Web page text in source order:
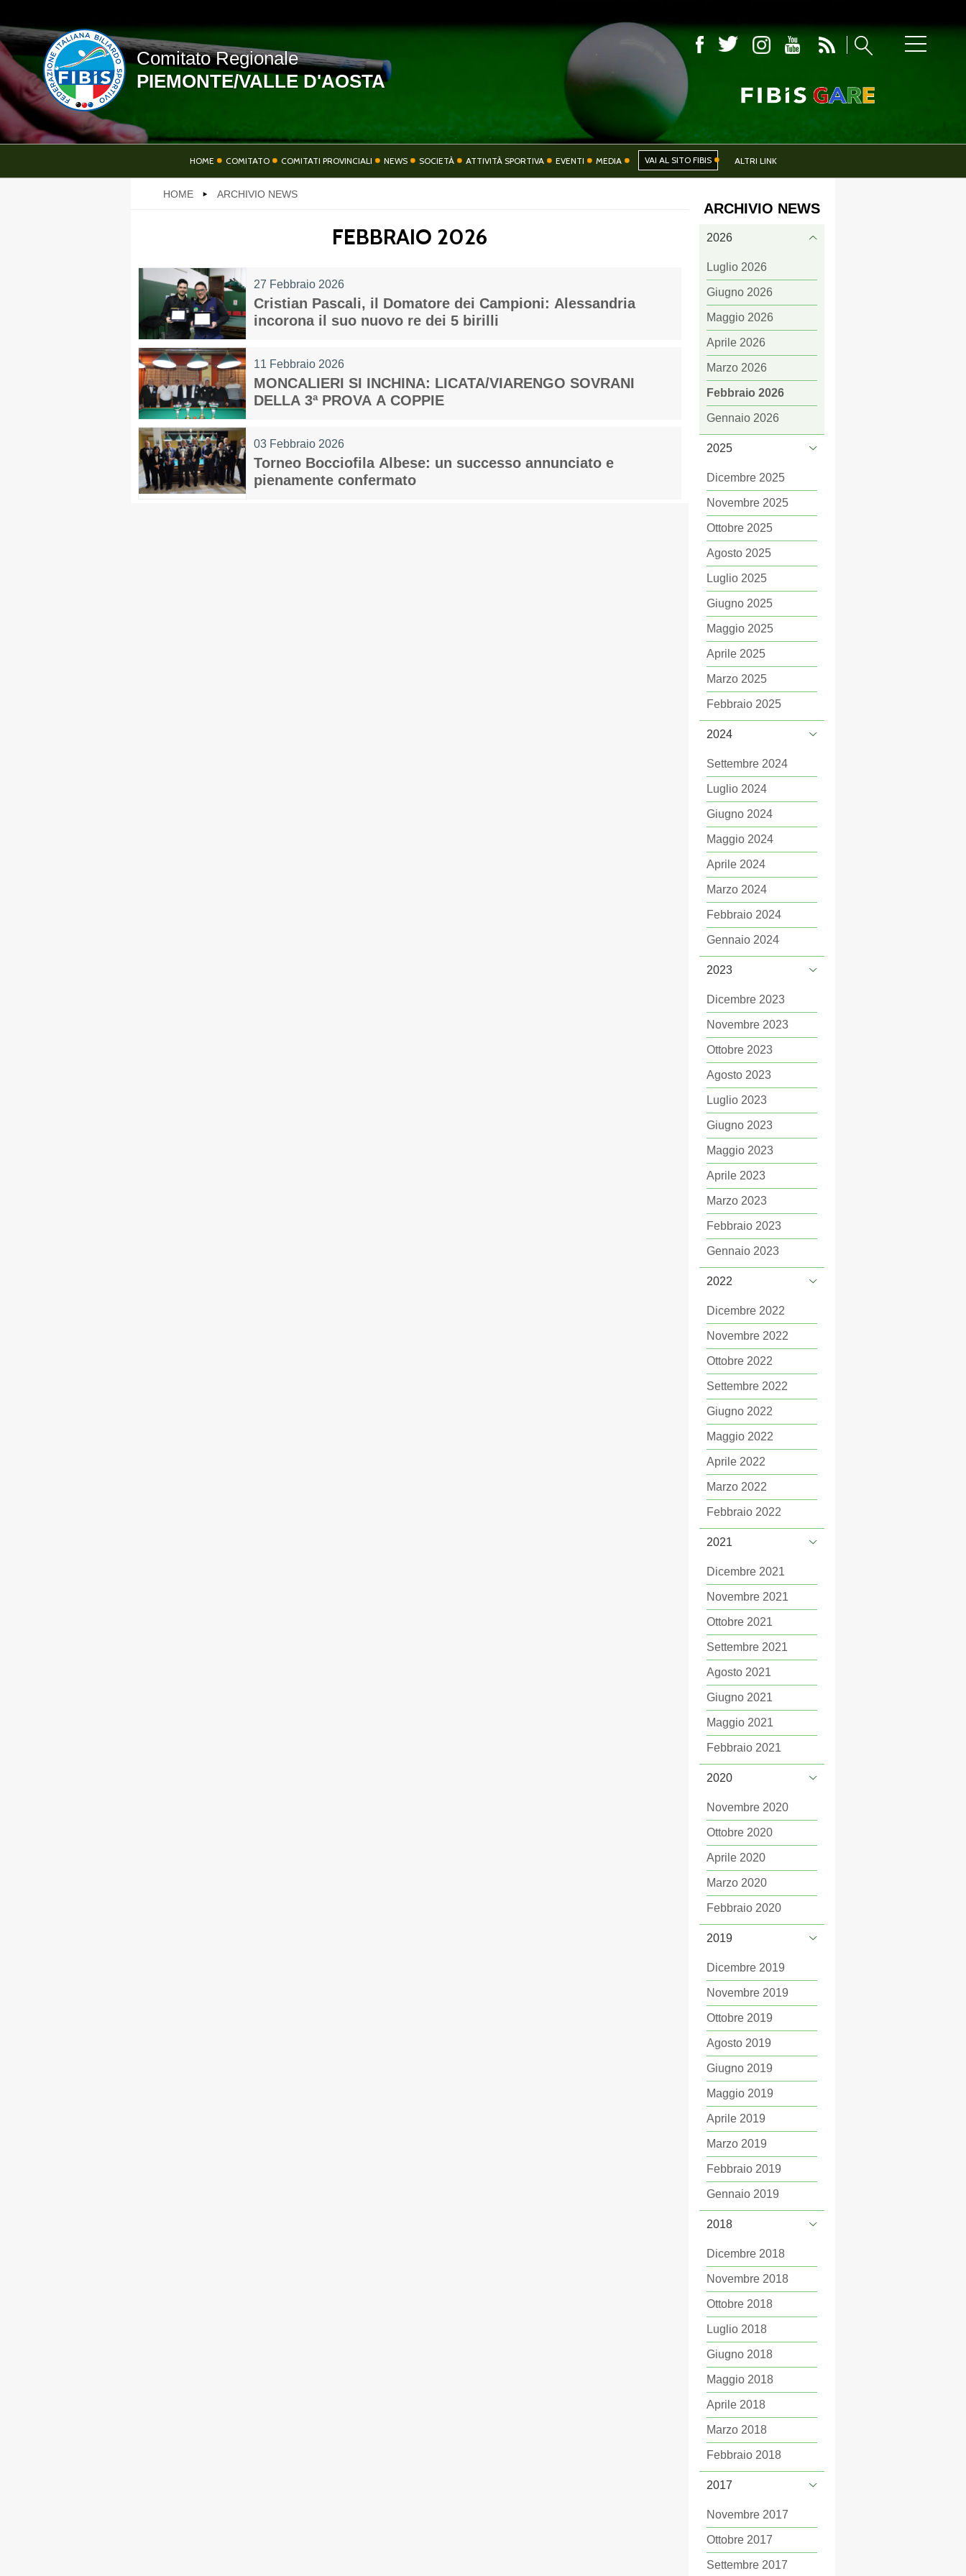
LINK UTILI COMITATO
EVENTI
PHOTOGALLERY CONTATTI PRIVACY
MAPPA DEL SITO
Federazione Tesseramento Consiglio Federale
Comitato Regionale
PIEMONTE/VALLE D'AOSTA
HOME COMITATO COMITATI PROVINCIALI NEWS SOCIETÀ ATTIVITÀ SPORTIVA EVENTI MEDIA VAI AL SITO FIBIS ALTRI LINK
HOME ARCHIVIO NEWS
FEBBRAIO 2026
27 Febbraio 2026
Cristian Pascali, il Domatore dei Campioni: Alessandria
incorona il suo nuovo re dei 5 birilli
11 Febbraio 2026
MONCALIERI SI INCHINA: LICATA/VIARENGO SOVRANI
DELLA 3ª PROVA A COPPIE
03 Febbraio 2026
Torneo Bocciofila Albese: un successo annunciato e
pienamente confermato
ARCHIVIO NEWS
2026
Luglio 2026
Giugno 2026
Maggio 2026
Aprile 2026
Marzo 2026
Febbraio 2026
Gennaio 2026
2025
Dicembre 2025
Novembre 2025
Ottobre 2025
Agosto 2025
Luglio 2025
Giugno 2025
Maggio 2025
Aprile 2025
Marzo 2025
Febbraio 2025
2024
Settembre 2024
Luglio 2024
Giugno 2024
Maggio 2024
Aprile 2024
Marzo 2024
Febbraio 2024
Gennaio 2024
2023
Dicembre 2023
Novembre 2023
Ottobre 2023
Agosto 2023
Luglio 2023
Giugno 2023
Maggio 2023
Aprile 2023
Marzo 2023
Febbraio 2023
Gennaio 2023
2022
Dicembre 2022
Novembre 2022
Ottobre 2022
Settembre 2022
Giugno 2022
Maggio 2022
Aprile 2022
Marzo 2022
Febbraio 2022
2021
Dicembre 2021
Novembre 2021
Ottobre 2021
Settembre 2021
Agosto 2021
Giugno 2021
Maggio 2021
Febbraio 2021
2020
Novembre 2020
Ottobre 2020
Aprile 2020
Marzo 2020
Febbraio 2020
2019
Dicembre 2019
Novembre 2019
Ottobre 2019
Agosto 2019
Giugno 2019
Maggio 2019
Aprile 2019
Marzo 2019
Febbraio 2019
Gennaio 2019
2018
Dicembre 2018
Novembre 2018
Ottobre 2018
Luglio 2018
Giugno 2018
Maggio 2018
Aprile 2018
Marzo 2018
Febbraio 2018
2017
Novembre 2017
Ottobre 2017
Settembre 2017